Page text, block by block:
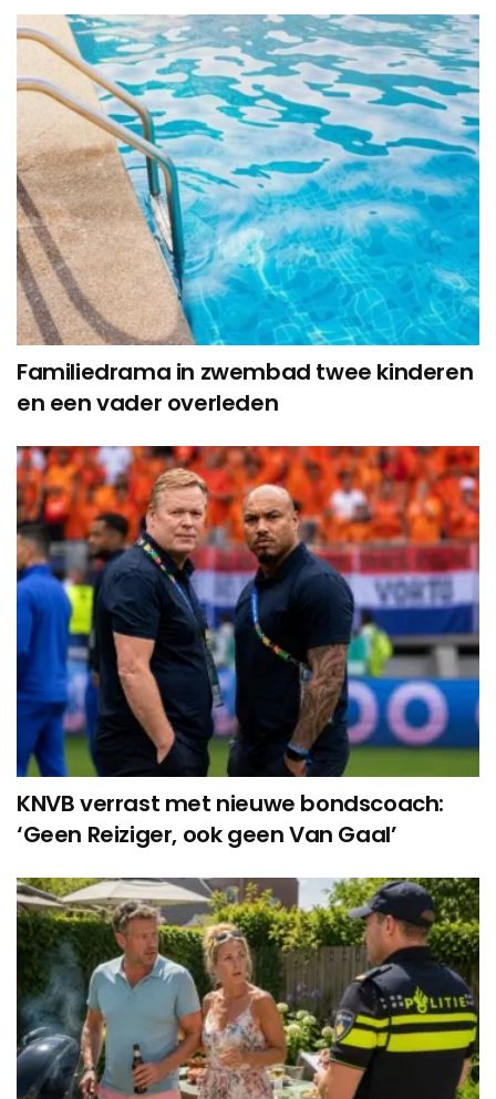
Familiedrama in zwembad twee kinderen
en een vader overleden
KNVB verrast met nieuwe bondscoach:
‘Geen Reiziger, ook geen Van Gaal’